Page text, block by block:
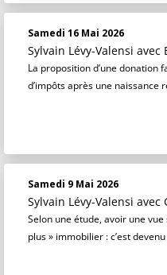
Samedi 16 Mai 2026
Sylvain Lévy-Valensi avec
La proposition d’une donation
d’impôts après une naissance
Samedi 9 Mai 2026
Sylvain Lévy-Valensi avec
Selon une étude, avoir une
plus » immobilier : c’est